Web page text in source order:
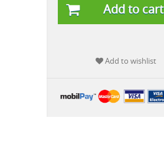
Add to cart
Add to wishlist